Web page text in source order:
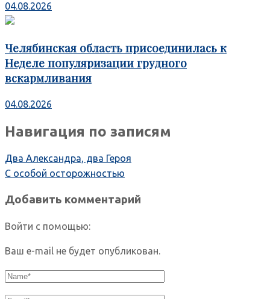
04.08.2026
Челябинская область присоединилась к
Неделе популяризации грудного
вскармливания
04.08.2026
Навигация по записям
Два Александра, два Героя
С особой осторожностью
Добавить комментарий
Войти с помощью:
Ваш e-mail не будет опубликован.